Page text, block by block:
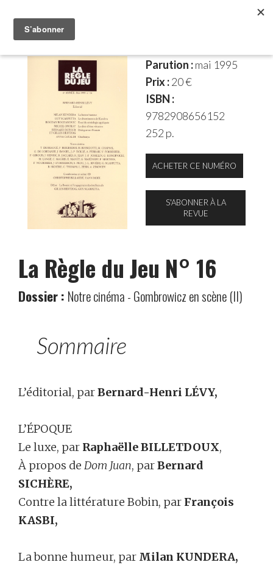
Parution :mai 1995
Prix :20 €
ISBN :
9782908656152
252 p.
ACHETER CE NUMÉRO
S'ABONNER À LA
REVUE
La Règle du Jeu N° 16
Dossier : Notre cinéma - Gombrowicz en scène (II)
Sommaire
L’éditorial, parBernard-Henri LÉVY,
L’ÉPOQUE
Le luxe, par Raphaëlle BILLETDOUX,
À propos de Dom Juan, parBernard
SICHÈRE,
Contre la littérature Bobin, par François
KASBI,
La bonne humeur, par Milan KUNDERA,